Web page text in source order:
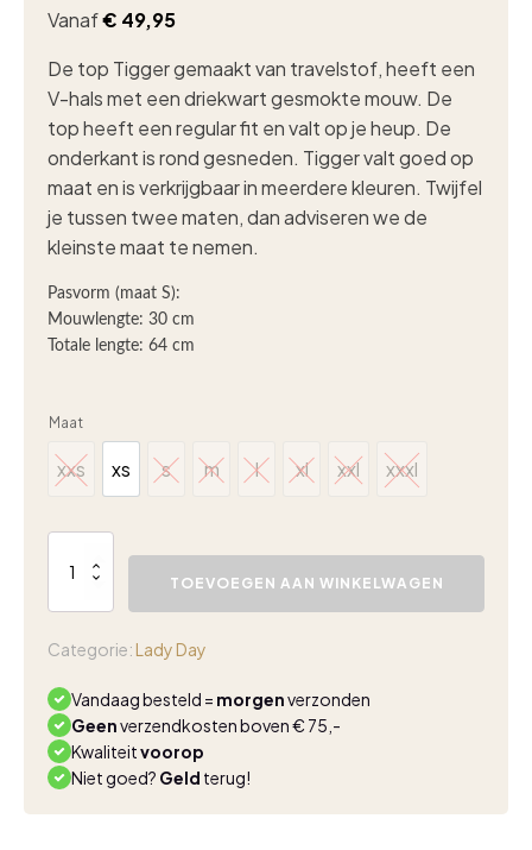
Vanaf€ 49,95
De top Tigger gemaakt van travelstof, heeft een
V-hals met een driekwart gesmokte mouw. De
top heeft een regular fit en valt op je heup. De
onderkant is rond gesneden. Tigger valt goed op
maat en is verkrijgbaar in meerdere kleuren. Twijfel
je tussen twee maten, dan adviseren we de
kleinste maat te nemen.
Pasvorm (maat S):
Mouwlengte: 30 cm
Totale lengte: 64 cm
Maat
xxs
xxs
xs
xs
s
s
m
m
l
l
xl
xl
xxl
xxl
xxxl
xxxl
Day
black
TOEVOEGEN AAN WINKELWAGEN
Categorie: Lady Day
Vandaag besteld = morgenverzonden
Geenverzendkosten boven € 75,-
Kwaliteitvoorop
Niet goed? Geld terug!